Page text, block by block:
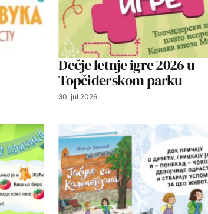
Dečje letnje igre 2026 u
Topčiderskom parku
30. jul 2026.